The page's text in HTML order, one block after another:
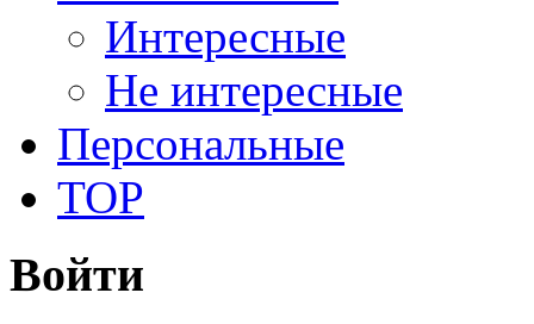
Интересные
Не интересные
Персональные
TOP
Войти